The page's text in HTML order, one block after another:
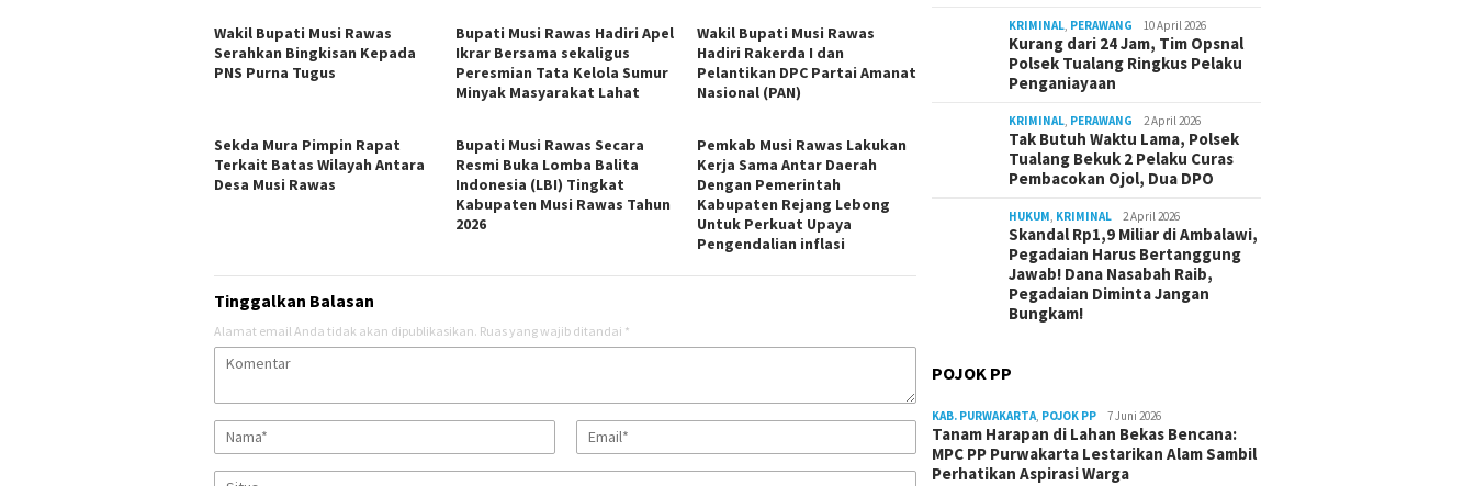
Wakil Bupati Musi Rawas
Serahkan Bingkisan Kepada
PNS Purna Tugus
Bupati Musi Rawas Hadiri Apel
Ikrar Bersama sekaligus
Peresmian Tata Kelola Sumur
Minyak Masyarakat Lahat
Wakil Bupati Musi Rawas
Hadiri Rakerda I dan
Pelantikan DPC Partai Amanat
Nasional (PAN)
Sekda Mura Pimpin Rapat
Terkait Batas Wilayah Antara
Desa Musi Rawas
Bupati Musi Rawas Secara
Resmi Buka Lomba Balita
Indonesia (LBI) Tingkat
Kabupaten Musi Rawas Tahun
2026
Pemkab Musi Rawas Lakukan
Kerja Sama Antar Daerah
Dengan Pemerintah
Kabupaten Rejang Lebong
Untuk Perkuat Upaya
Pengendalian inflasi
Tinggalkan Balasan
Alamat email Anda tidak akan dipublikasikan. Ruas yang wajib ditandai *
KRIMINAL, PERAWANG 10 April 2026
Kurang dari 24 Jam, Tim Opsnal
Polsek Tualang Ringkus Pelaku
Penganiayaan
KRIMINAL, PERAWANG 2 April 2026
Tak Butuh Waktu Lama, Polsek
Tualang Bekuk 2 Pelaku Curas
Pembacokan Ojol, Dua DPO
HUKUM, KRIMINAL 2 April 2026
Skandal Rp1,9 Miliar di Ambalawi,
Pegadaian Harus Bertanggung
Jawab! Dana Nasabah Raib,
Pegadaian Diminta Jangan
Bungkam!
POJOK PP
KAB. PURWAKARTA, POJOK PP 7 Juni 2026
Tanam Harapan di Lahan Bekas Bencana:
MPC PP Purwakarta Lestarikan Alam Sambil
Perhatikan Aspirasi Warga